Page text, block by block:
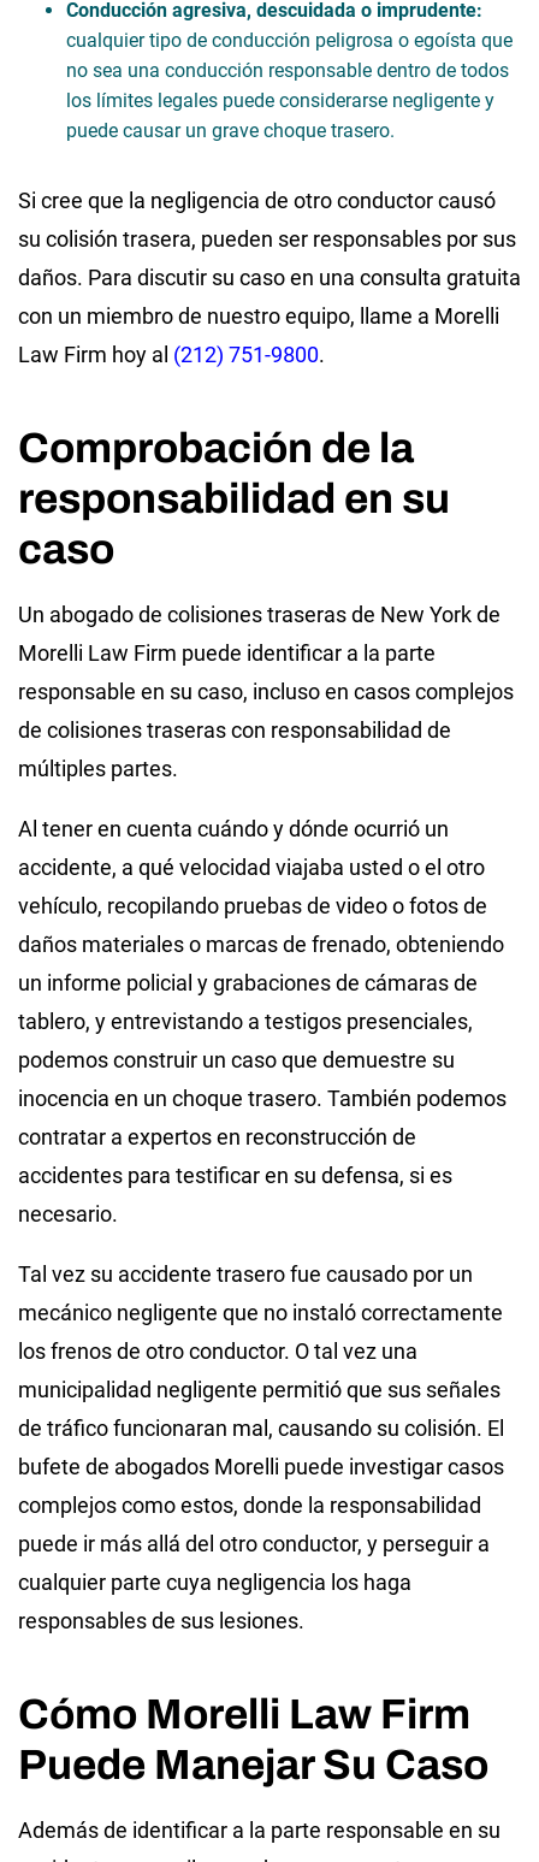
Conducción agresiva, descuidada o imprudente:
cualquier tipo de conducción peligrosa o egoísta que
no sea una conducción responsable dentro de todos
los límites legales puede considerarse negligente y
puede causar un grave choque trasero.
Si cree que la negligencia de otro conductor causó
su colisión trasera, pueden ser responsables por sus
daños. Para discutir su caso en una consulta gratuita
con un miembro de nuestro equipo, llame a Morelli
Law Firm hoy al (212) 751-9800.
Comprobación de la
responsabilidad en su
caso
Un abogado de colisiones traseras de New York de
Morelli Law Firm puede identificar a la parte
responsable en su caso, incluso en casos complejos
de colisiones traseras con responsabilidad de
múltiples partes.
Al tener en cuenta cuándo y dónde ocurrió un
accidente, a qué velocidad viajaba usted o el otro
vehículo, recopilando pruebas de video o fotos de
daños materiales o marcas de frenado, obteniendo
un informe policial y grabaciones de cámaras de
tablero, y entrevistando a testigos presenciales,
podemos construir un caso que demuestre su
inocencia en un choque trasero. También podemos
contratar a expertos en reconstrucción de
accidentes para testificar en su defensa, si es
necesario.
Tal vez su accidente trasero fue causado por un
mecánico negligente que no instaló correctamente
los frenos de otro conductor. O tal vez una
municipalidad negligente permitió que sus señales
de tráfico funcionaran mal, causando su colisión. El
bufete de abogados Morelli puede investigar casos
complejos como estos, donde la responsabilidad
puede ir más allá del otro conductor, y perseguir a
cualquier parte cuya negligencia los haga
responsables de sus lesiones.
Cómo Morelli Law Firm
Puede Manejar Su Caso
Además de identificar a la parte responsable en su